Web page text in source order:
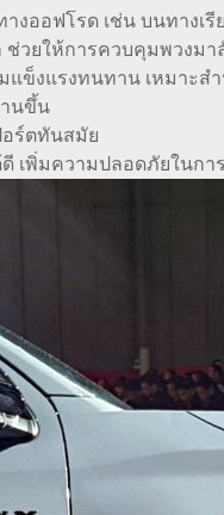
งออฟโรด เช่น บนทางเ
ช่วยให้การควบคุมพวงมา
ข็งแรงทนทาน เหมาะส
นขึ้น
ร์ตทันสมัย
เพิ่มความปลอดภัยในก